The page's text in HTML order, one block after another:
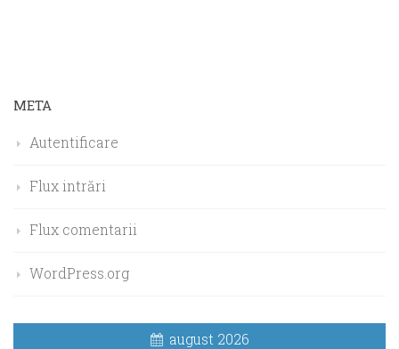
META
Autentificare
Flux intrări
Flux comentarii
WordPress.org
august 2026